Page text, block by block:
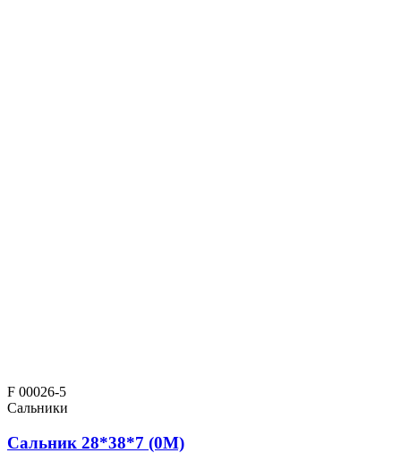
F 00026-5
Сальники
Сальник 28*38*7 (0M)